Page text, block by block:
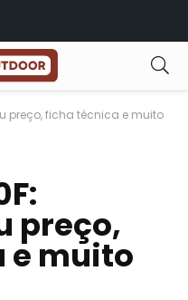
preço, ficha técnica e muito
preço,
e muito